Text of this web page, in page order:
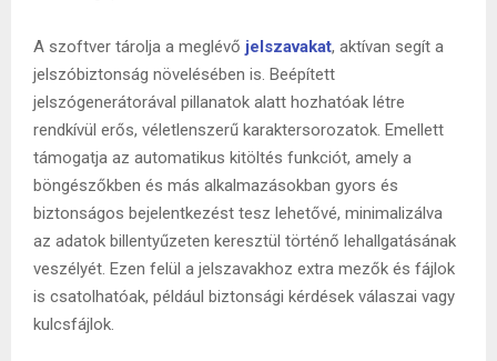
A szoftver tárolja a meglévő jelszavakat, aktívan segít a
jelszóbiztonság növelésében is. Beépített
jelszógenerátorával pillanatok alatt hozhatóak létre
rendkívül erős, véletlenszerű karaktersorozatok. Emellett
támogatja az automatikus kitöltés funkciót, amely a
böngészőkben és más alkalmazásokban gyors és
biztonságos bejelentkezést tesz lehetővé, minimalizálva
az adatok billentyűzeten keresztül történő lehallgatásának
veszélyét. Ezen felül a jelszavakhoz extra mezők és fájlok
is csatolhatóak, például biztonsági kérdések válaszai vagy
kulcsfájlok.